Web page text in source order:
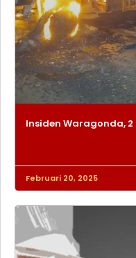
Insiden Waragonda,
Februari 20, 2025